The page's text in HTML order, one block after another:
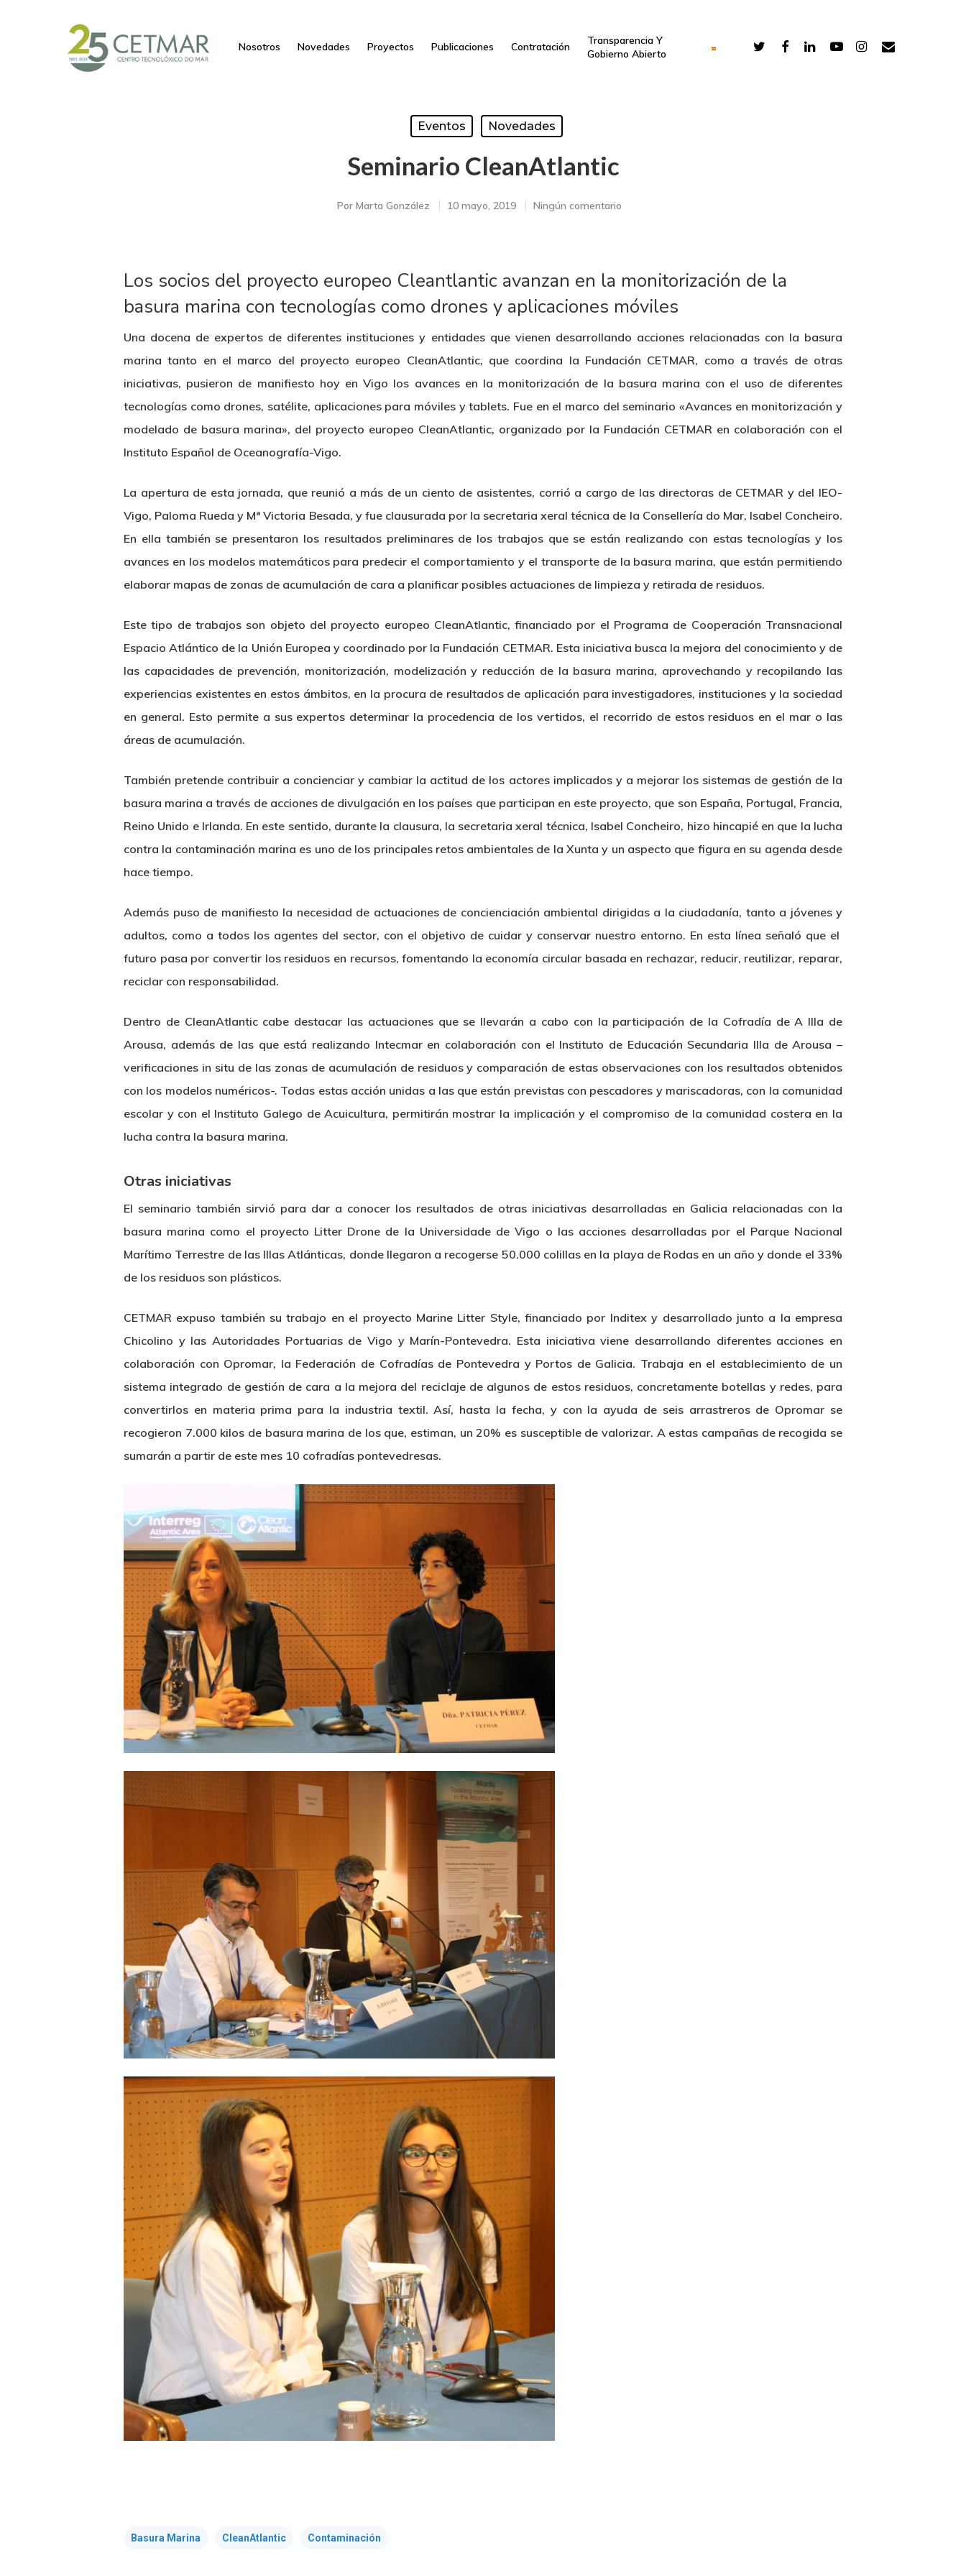
Hit enter to search or ESC to close
Nosotros Novedades Proyectos Publicaciones Contratación
Transparencia Y
Gobierno Abierto
Eventos Novedades
Seminario CleanAtlantic
Por Marta González 10 mayo, 2019 Ningún comentario
Los socios del proyecto europeo Cleantlantic avanzan en la monitorización de la
basura marina con tecnologías como drones y aplicaciones móviles
Una docena de expertos de diferentes instituciones y entidades que vienen desarrollando acciones relacionadas con la basura
marina tanto en el marco del proyecto europeo CleanAtlantic, que coordina la Fundación CETMAR, como a través de otras
iniciativas, pusieron de manifiesto hoy en Vigo los avances en la monitorización de la basura marina con el uso de diferentes
tecnologías como drones, satélite, aplicaciones para móviles y tablets. Fue en el marco del seminario «Avances en monitorización y
modelado de basura marina», del proyecto europeo CleanAtlantic, organizado por la Fundación CETMAR en colaboración con el
Instituto Español de Oceanografía-Vigo.
La apertura de esta jornada, que reunió a más de un ciento de asistentes, corrió a cargo de las directoras de CETMAR y del IEO-
Vigo, Paloma Rueda y Mª Victoria Besada, y fue clausurada por la secretaria xeral técnica de la Consellería do Mar, Isabel Concheiro.
En ella también se presentaron los resultados preliminares de los trabajos que se están realizando con estas tecnologías y los
avances en los modelos matemáticos para predecir el comportamiento y el transporte de la basura marina, que están permitiendo
elaborar mapas de zonas de acumulación de cara a planificar posibles actuaciones de limpieza y retirada de residuos.
Este tipo de trabajos son objeto del proyecto europeo CleanAtlantic, financiado por el Programa de Cooperación Transnacional
Espacio Atlántico de la Unión Europea y coordinado por la Fundación CETMAR. Esta iniciativa busca la mejora del conocimiento y de
las capacidades de prevención, monitorización, modelización y reducción de la basura marina, aprovechando y recopilando las
experiencias existentes en estos ámbitos, en la procura de resultados de aplicación para investigadores, instituciones y la sociedad
en general. Esto permite a sus expertos determinar la procedencia de los vertidos, el recorrido de estos residuos en el mar o las
áreas de acumulación.
También pretende contribuir a concienciar y cambiar la actitud de los actores implicados y a mejorar los sistemas de gestión de la
basura marina a través de acciones de divulgación en los países que participan en este proyecto, que son España, Portugal, Francia,
Reino Unido e Irlanda. En este sentido, durante la clausura, la secretaria xeral técnica, Isabel Concheiro, hizo hincapié en que la lucha
contra la contaminación marina es uno de los principales retos ambientales de la Xunta y un aspecto que figura en su agenda desde
hace tiempo.
Además puso de manifiesto la necesidad de actuaciones de concienciación ambiental dirigidas a la ciudadanía, tanto a jóvenes y
adultos, como a todos los agentes del sector, con el objetivo de cuidar y conservar nuestro entorno. En esta línea señaló que el
futuro pasa por convertir los residuos en recursos, fomentando la economía circular basada en rechazar, reducir, reutilizar, reparar,
reciclar con responsabilidad.
Dentro de CleanAtlantic cabe destacar las actuaciones que se llevarán a cabo con la participación de la Cofradía de A Illa de
Arousa, además de las que está realizando Intecmar en colaboración con el Instituto de Educación Secundaria Illa de Arousa –
verificaciones in situ de las zonas de acumulación de residuos y comparación de estas observaciones con los resultados obtenidos
con los modelos numéricos-. Todas estas acción unidas a las que están previstas con pescadores y mariscadoras, con la comunidad
escolar y con el Instituto Galego de Acuicultura, permitirán mostrar la implicación y el compromiso de la comunidad costera en la
lucha contra la basura marina.
Otras iniciativas
El seminario también sirvió para dar a conocer los resultados de otras iniciativas desarrolladas en Galicia relacionadas con la
basura marina como el proyecto Litter Drone de la Universidade de Vigo o las acciones desarrolladas por el Parque Nacional
Marítimo Terrestre de las Illas Atlánticas, donde llegaron a recogerse 50.000 colillas en la playa de Rodas en un año y donde el 33%
de los residuos son plásticos.
CETMAR expuso también su trabajo en el proyecto Marine Litter Style, financiado por Inditex y desarrollado junto a la empresa
Chicolino y las Autoridades Portuarias de Vigo y Marín-Pontevedra. Esta iniciativa viene desarrollando diferentes acciones en
colaboración con Opromar, la Federación de Cofradías de Pontevedra y Portos de Galicia. Trabaja en el establecimiento de un
sistema integrado de gestión de cara a la mejora del reciclaje de algunos de estos residuos, concretamente botellas y redes, para
convertirlos en materia prima para la industria textil. Así, hasta la fecha, y con la ayuda de seis arrastreros de Opromar se
recogieron 7.000 kilos de basura marina de los que, estiman, un 20% es susceptible de valorizar. A estas campañas de recogida se
sumarán a partir de este mes 10 cofradías pontevedresas.
Basura Marina CleanAtlantic Contaminación